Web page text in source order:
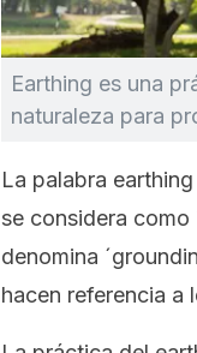
Earthing es una
naturaleza para
La palabra earthing
se considera como
denomina ´
hacen referencia a